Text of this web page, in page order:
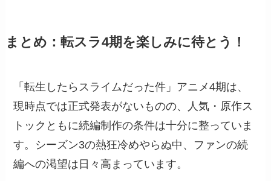
まとめ：転スラ4期を楽しみに待とう！
「転生したらスライムだった件」アニメ4期は、
現時点では正式発表がないものの、人気・原作ス
トックともに続編制作の条件は十分に整っていま
す。シーズン3の熱狂冷めやらぬ中、ファンの続
編への渇望は日々高まっています。